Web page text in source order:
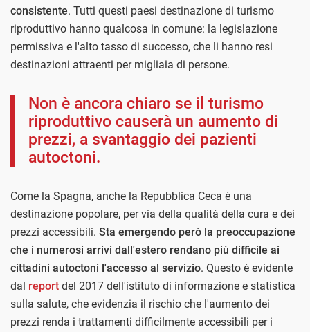
consistente. Tutti questi paesi destinazione di turismo
riproduttivo hanno qualcosa in comune: la legislazione
permissiva e l'alto tasso di successo, che li hanno resi
destinazioni attraenti per migliaia di persone.
Non è ancora chiaro se il turismo
riproduttivo causerà un aumento di
prezzi, a svantaggio dei pazienti
autoctoni.
Come la Spagna, anche la Repubblica Ceca è una
destinazione popolare, per via della qualità della cura e dei
prezzi accessibili. Sta emergendo però la preoccupazione
che i numerosi arrivi dall'estero rendano più difficile ai
cittadini autoctoni l'accesso al servizio. Questo è evidente
dal report del 2017 dell'istituto di informazione e statistica
sulla salute, che evidenzia il rischio che l'aumento dei
prezzi renda i trattamenti difficilmente accessibili per i